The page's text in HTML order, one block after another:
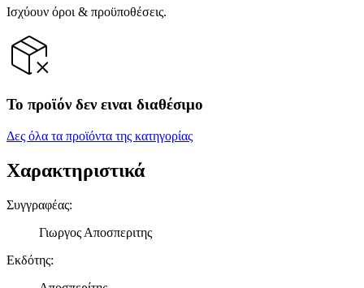
Ισχύουν όροι & προϋποθέσεις.
Το προϊόν δεν ειναι διαθέσιμο
Δες όλα τα προϊόντα της κατηγορίας
Χαρακτηριστικά
Συγγραφέας:
Γιωργος Αποσπεριτης
Εκδότης: